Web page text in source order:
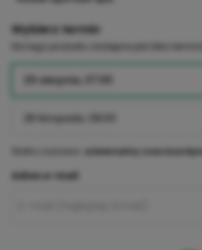
Wybierz termin
Dla tego produktu dostępne jest kilka
29 sierpnia, 07:00
28 listopada, 08:00
uniwersalny czas
Adres e-mail